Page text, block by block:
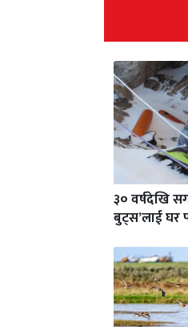
३० वर्षदेखि
बुट्स’लाई घर